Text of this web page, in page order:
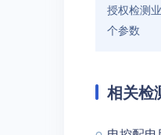
授权检测
个参数
相关检